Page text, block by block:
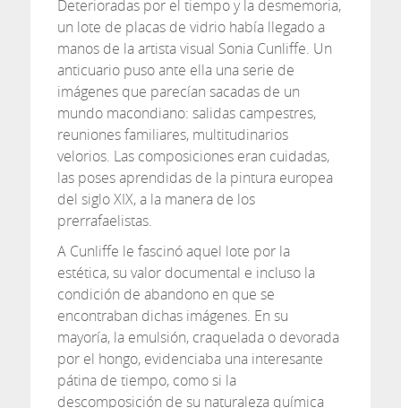
Deterioradas por el tiempo y la desmemoria,
un lote de placas de vidrio había llegado a
manos de la artista visual Sonia Cunliffe. Un
anticuario puso ante ella una serie de
imágenes que parecían sacadas de un
mundo macondiano: salidas campestres,
reuniones familiares, multitudinarios
velorios. Las composiciones eran cuidadas,
las poses aprendidas de la pintura europea
del siglo XIX, a la manera de los
prerrafaelistas.
A Cunliffe le fascinó aquel lote por la
estética, su valor documental e incluso la
condición de abandono en que se
encontraban dichas imágenes. En su
mayoría, la emulsión, craquelada o devorada
por el hongo, evidenciaba una interesante
pátina de tiempo, como si la
descomposición de su naturaleza química